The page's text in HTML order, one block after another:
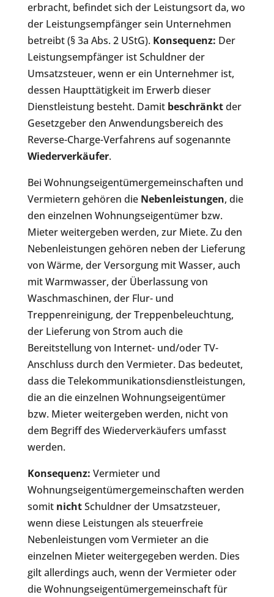
erbracht, befindet sich der Leistungsort da, wo
der Leistungsempfänger sein Unternehmen
betreibt (§ 3a Abs. 2 UStG). Konsequenz: Der
Leistungsempfänger ist Schuldner der
Umsatzsteuer, wenn er ein Unternehmer ist,
dessen Haupttätigkeit im Erwerb dieser
Dienstleistung besteht. Damit beschränktder
Gesetzgeber den Anwendungsbereich des
Reverse-Charge-Verfahrens auf sogenannte
Wiederverkäufer.
Bei Wohnungseigentümergemeinschaften und
Vermietern gehören die Nebenleistungen, die
den einzelnen Wohnungseigentümer bzw.
Mieter weitergeben werden, zur Miete. Zu den
Nebenleistungen gehören neben der Lieferung
von Wärme, der Versorgung mit Wasser, auch
mit Warmwasser, der Überlassung von
Waschmaschinen, der Flur- und
Treppenreinigung, der Treppenbeleuchtung,
der Lieferung von Strom auch die
Bereitstellung von Internet- und/oder TV-
Anschluss durch den Vermieter. Das bedeutet,
dass die Telekommunikationsdienstleistungen,
die an die einzelnen Wohnungseigentümer
bzw. Mieter weitergeben werden, nicht von
dem Begriff des Wiederverkäufers umfasst
werden.
Konsequenz: Vermieter und
Wohnungseigentümergemeinschaften werden
somit nichtSchuldner der Umsatzsteuer,
wenn diese Leistungen als steuerfreie
Nebenleistungen vom Vermieter an die
einzelnen Mieter weitergegeben werden. Dies
gilt allerdings auch, wenn der Vermieter oder
die Wohnungseigentümergemeinschaft für